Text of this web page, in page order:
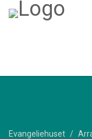
Evangeliehuset